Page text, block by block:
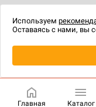
технологии.
Главная Каталог
Используем
Оставаясь с нами, вы